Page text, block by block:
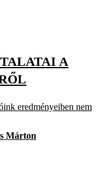
A
eredményeiben nem
Márton